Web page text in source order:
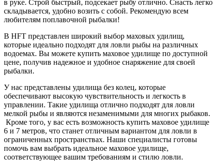
в руке. Строй быстрый, подсекает рыбу отлично. Снасть легко
складывается, удобно возить с собой. Рекомендую всем
любителям поплавочной рыбалки!
В HFT представлен широкий выбор маховых удилищ,
которые идеально подходят для ловли рыбы на различных
водоемах. Вы можете купить маховое удилище по доступной
цене, получив надежное и удобное снаряжение для своей
рыбалки.
У нас представлены удилища без колец, которые
обеспечивают высокую чувствительность и легкость в
управлении. Такие удилища отлично подходят для ловли
мелкой рыбы и являются незаменимыми для многих рыбаков.
Кроме того, у вас есть возможность купить маховое удилище
6 и 7 метров, что станет отличным вариантом для ловли в
ограниченных пространствах. Наши специалисты готовы
помочь вам выбрать идеальное маховое удилище,
соответствующее вашим требованиям и стилю ловли.